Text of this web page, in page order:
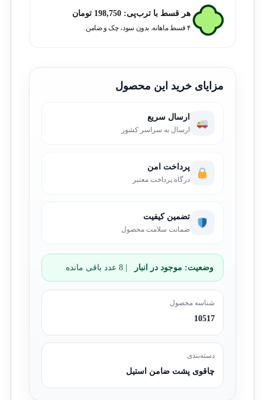
هر قسط با ترب‌پی: 198,750 تومان
۴ قسط ماهانه. بدون سود، چک و ضامن.
مزایای خرید این محصول
ارسال سریع
ارسال به سراسر کشور
پرداخت امن
درگاه پرداخت معتبر
تضمین کیفیت
ضمانت سلامت محصول
وضعیت: موجود در انبار
شناسه محصول
10517
دسته‌بندی
چاقوی پشت ضامن استیل